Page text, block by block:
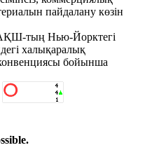
пайдалану көзін
тың Нью-Йорктегі
халықаралық
бойынша